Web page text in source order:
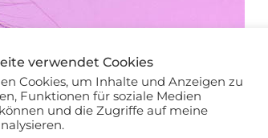
verwendet Cookies
Cookies, um Inhalte und Anzeigen zu
Funktionen für soziale Medien
und die Zugriffe auf meine